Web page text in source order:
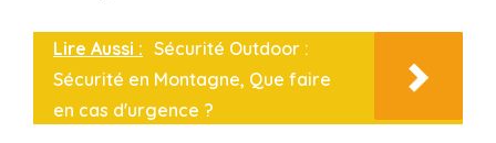
Lire Aussi : Sécurité Outdoor :
Sécurité en Montagne, Que faire
en cas d'urgence ?